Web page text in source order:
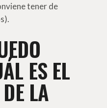
tener de
ES EL
LA